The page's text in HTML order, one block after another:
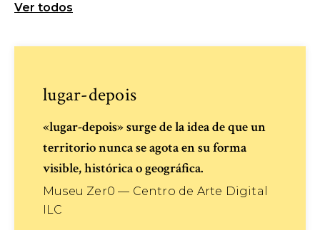
Ver todos
lugar-depois
«lugar-depois» surge de la idea de que un
territorio nunca se agota en su forma
visible, histórica o geográfica.
Museu Zer0 — Centro de Arte Digital
ILC